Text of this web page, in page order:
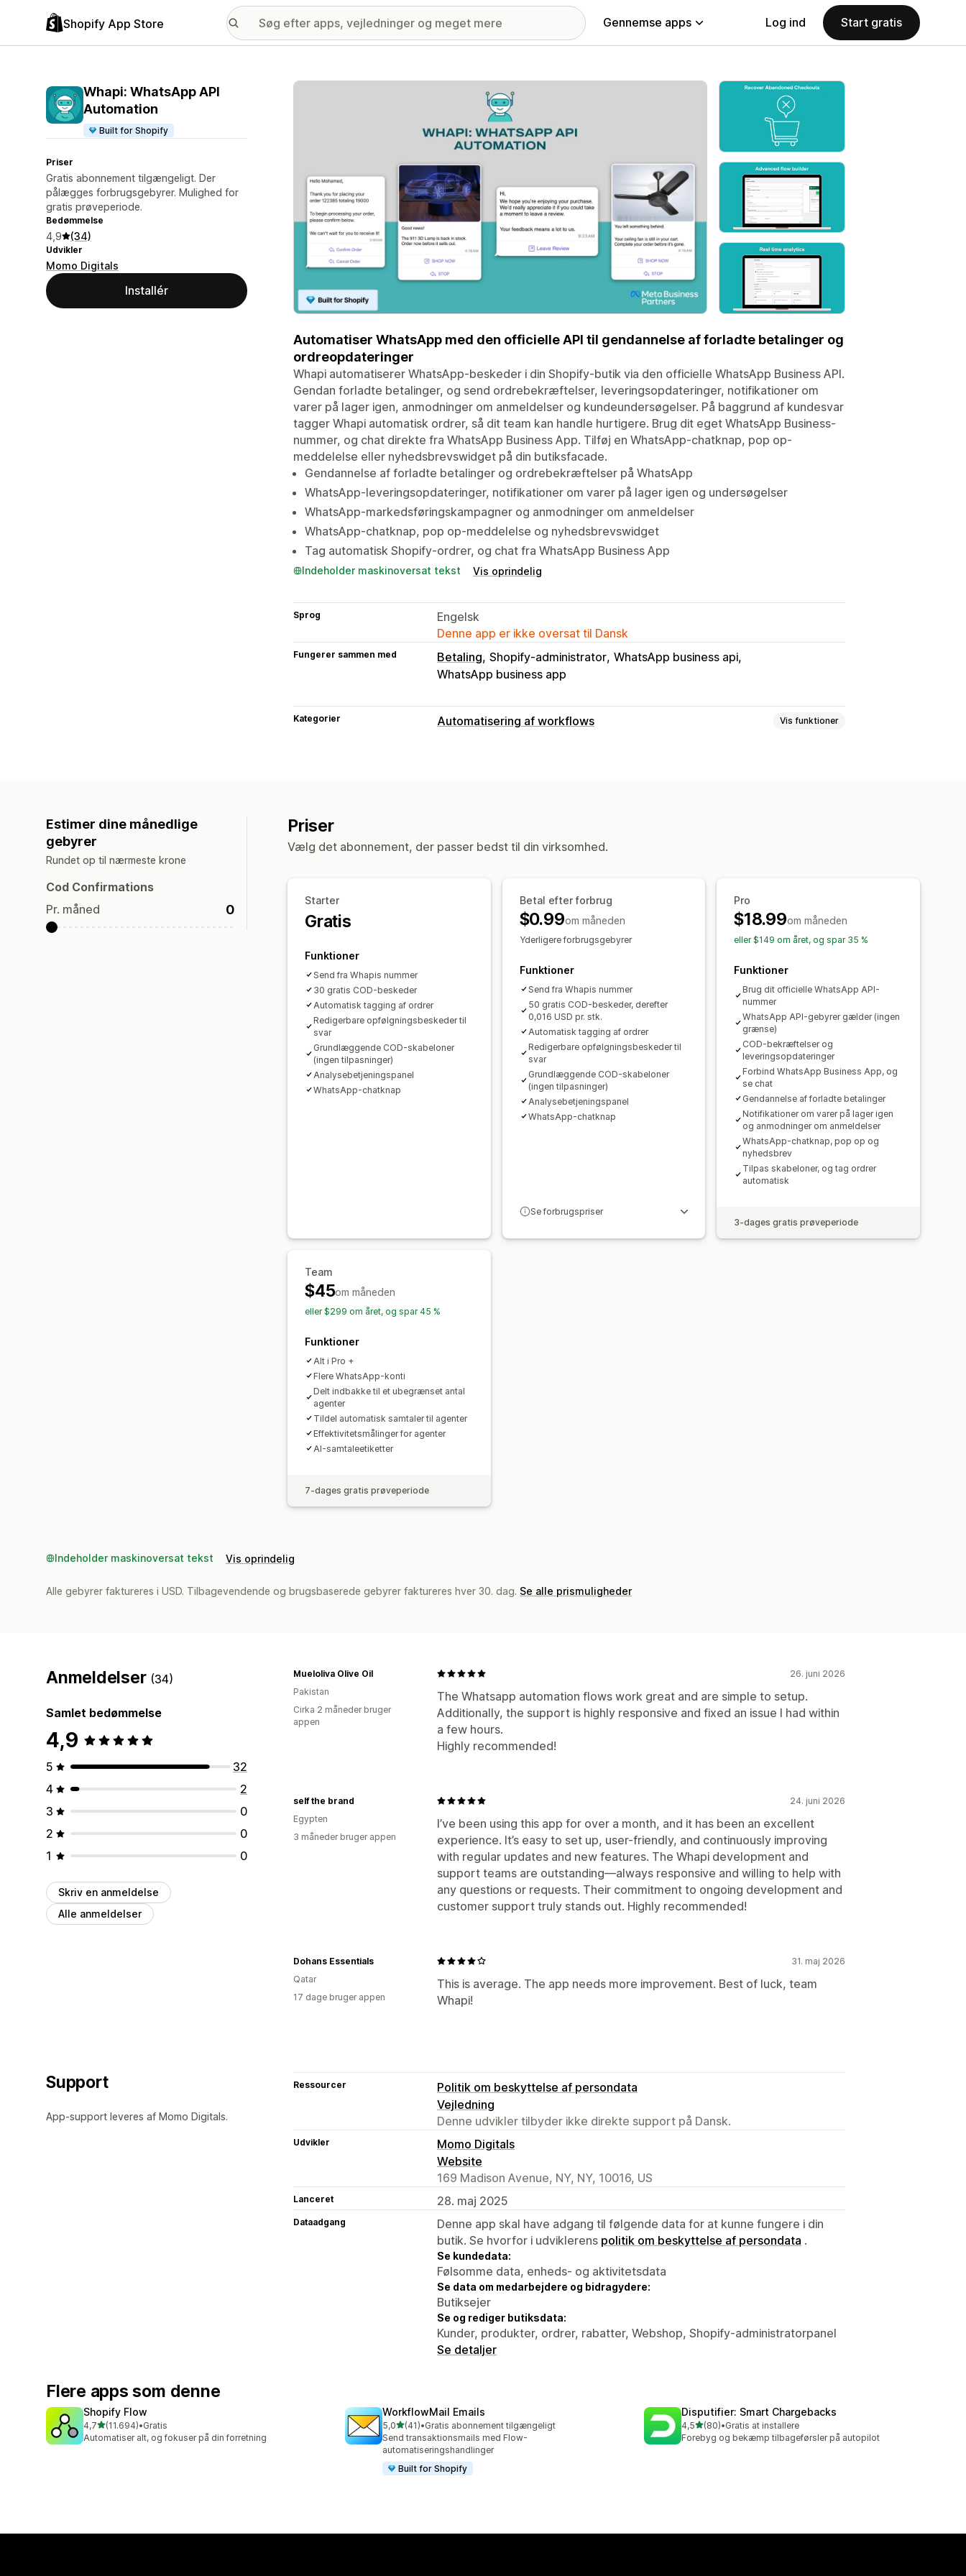
Shopify App Store Gennemse apps Log ind Start gratis
Whapi: WhatsApp API
Automation
Built for Shopify
Priser
Gratis abonnement tilgængeligt. Der
pålægges forbrugsgebyrer. Mulighed for
gratis prøveperiode.
Bedømmelse
4,9 (34)
Udvikler
Momo Digitals
Installér
Galleri med udvalgte billeder
Automatiser WhatsApp med den officielle API til gendannelse af forladte betalinger og
ordreopdateringer
Whapi automatiserer WhatsApp-beskeder i din Shopify-butik via den officielle WhatsApp Business API.
Gendan forladte betalinger, og send ordrebekræftelser, leveringsopdateringer, notifikationer om
varer på lager igen, anmodninger om anmeldelser og kundeundersøgelser. På baggrund af kundesvar
tagger Whapi automatisk ordrer, så dit team kan handle hurtigere. Brug dit eget WhatsApp Business-
nummer, og chat direkte fra WhatsApp Business App. Tilføj en WhatsApp-chatknap, pop op-
meddelelse eller nyhedsbrevswidget på din butiksfacade.
Gendannelse af forladte betalinger og ordrebekræftelser på WhatsApp
WhatsApp-leveringsopdateringer, notifikationer om varer på lager igen og undersøgelser
WhatsApp-markedsføringskampagner og anmodninger om anmeldelser
WhatsApp-chatknap, pop op-meddelelse og nyhedsbrevswidget
Tag automatisk Shopify-ordrer, og chat fra WhatsApp Business App
Indeholder maskinoversat tekst Vis oprindelig
Sprog
Engelsk
Denne app er ikke oversat til Dansk
Fungerer sammen med Betaling Shopify-administrator WhatsApp business api
WhatsApp business app
Kategorier Automatisering af workflows Vis funktioner
Automatisk synkronisering af data
Estimer dine månedlige
gebyrer
Rundet op til nærmeste krone
Cod Confirmations
Pr. måned
0
Priser
Vælg det abonnement, der passer bedst til din virksomhed.
Starter
Gratis
Funktioner
Send fra Whapis nummer
30 gratis COD-beskeder
Automatisk tagging af ordrer
Redigerbare opfølgningsbeskeder til
svar
Grundlæggende COD-skabeloner
(ingen tilpasninger)
Analysebetjeningspanel
WhatsApp-chatknap
Betal efter forbrug
$0.99om måneden
Yderligere forbrugsgebyrer
Funktioner
Send fra Whapis nummer
50 gratis COD-beskeder, derefter
0,016 USD pr. stk.
Automatisk tagging af ordrer
Redigerbare opfølgningsbeskeder til
svar
Grundlæggende COD-skabeloner
(ingen tilpasninger)
Analysebetjeningspanel
WhatsApp-chatknap
Se forbrugspriser
Pro
$18.99om måneden
eller $149 om året, og spar 35 %
Funktioner
Brug dit officielle WhatsApp API-
nummer
WhatsApp API-gebyrer gælder (ingen
grænse)
COD-bekræftelser og
leveringsopdateringer
Forbind WhatsApp Business App, og
se chat
Gendannelse af forladte betalinger
Notifikationer om varer på lager igen
og anmodninger om anmeldelser
WhatsApp-chatknap, pop op og
nyhedsbrev
Tilpas skabeloner, og tag ordrer
automatisk
3-dages gratis prøveperiode
Team
$45om måneden
eller $299 om året, og spar 45 %
Funktioner
Alt i Pro +
Flere WhatsApp-konti
Delt indbakke til et ubegrænset antal
agenter
Tildel automatisk samtaler til agenter
Effektivitetsmålinger for agenter
AI-samtaleetiketter
7-dages gratis prøveperiode
Indeholder maskinoversat tekst Vis oprindelig
Alle gebyrer faktureres i USD. Tilbagevendende og brugsbaserede gebyrer faktureres hver 30. dag. Se alle prismuligheder
Anmeldelser (34)
Samlet bedømmelse
4,9
5
32
4
2
3
0
2
0
1
0
Skriv en anmeldelse
Alle anmeldelser
26. juni 2026
The Whatsapp automation flows work great and are simple to setup.
Additionally, the support is highly responsive and fixed an issue I had within
a few hours.
Highly recommended!
Mueloliva Olive Oil
Pakistan
Cirka 2 måneder bruger
appen
24. juni 2026
I’ve been using this app for over a month, and it has been an excellent
experience. It’s easy to set up, user-friendly, and continuously improving
with regular updates and new features. The Whapi development and
support teams are outstanding—always responsive and willing to help with
any questions or requests. Their commitment to ongoing development and
customer support truly stands out. Highly recommended!
self the brand
Egypten
3 måneder bruger appen
31. maj 2026
This is average. The app needs more improvement. Best of luck, team
Whapi!
Dohans Essentials
Qatar
17 dage bruger appen
Support
App-support leveres af Momo Digitals.
Ressourcer
Politik om beskyttelse af persondata
Vejledning
Denne udvikler tilbyder ikke direkte support på Dansk.
Udvikler
Momo Digitals
Website
169 Madison Avenue, NY, NY, 10016, US
Lanceret 28. maj 2025
Dataadgang
Denne app skal have adgang til følgende data for at kunne fungere i din
butik. Se hvorfor i udviklerens politik om beskyttelse af persondata .
Se kundedata:
Følsomme data, enheds- og aktivitetsdata
Se data om medarbejdere og bidragydere:
Butiksejer
Se og rediger butiksdata:
Kunder, produkter, ordrer, rabatter, Webshop, Shopify-administratorpanel
Se detaljer
Flere apps som denne
Shopify Flow
4,7ud af 5 stjerner
(11.694)
11694 anmeldelser i alt
•Gratis
Automatiser alt, og fokuser på din forretning
WorkflowMail Emails
5,0ud af 5 stjerner
(41)
41 anmeldelser i alt
•Gratis abonnement tilgængeligt
Send transaktionsmails med Flow-
automatiseringshandlinger
Built for Shopify
Disputifier: Smart Chargebacks
4,5ud af 5 stjerner
(80)
80 anmeldelser i alt
•Gratis at installere
Forebyg og bekæmp tilbageførsler på autopilot